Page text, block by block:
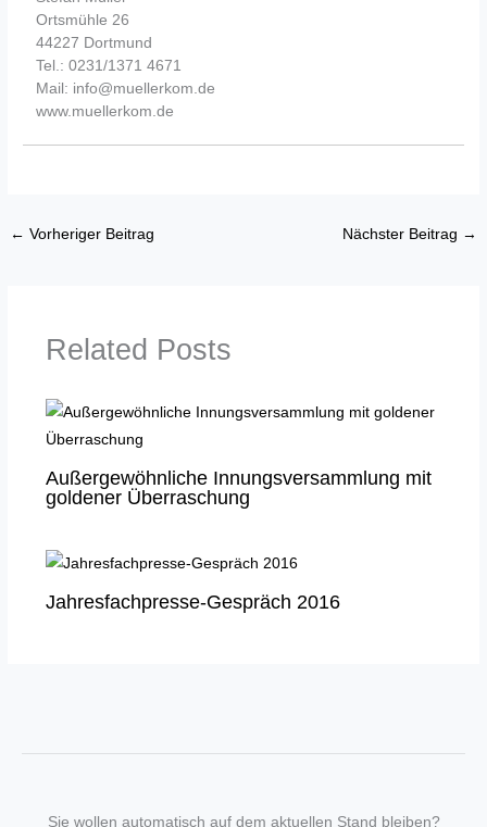
Ortsmühle 26
44227 Dortmund
Tel.: 0231/1371 4671
Mail: info@muellerkom.de
www.muellerkom.de
← Vorheriger Beitrag Nächster Beitrag →
Related Posts
Außergewöhnliche Innungsversammlung mit
goldener Überraschung
Jahresfachpresse-Gespräch 2016
Sie wollen automatisch auf dem aktuellen Stand bleiben?